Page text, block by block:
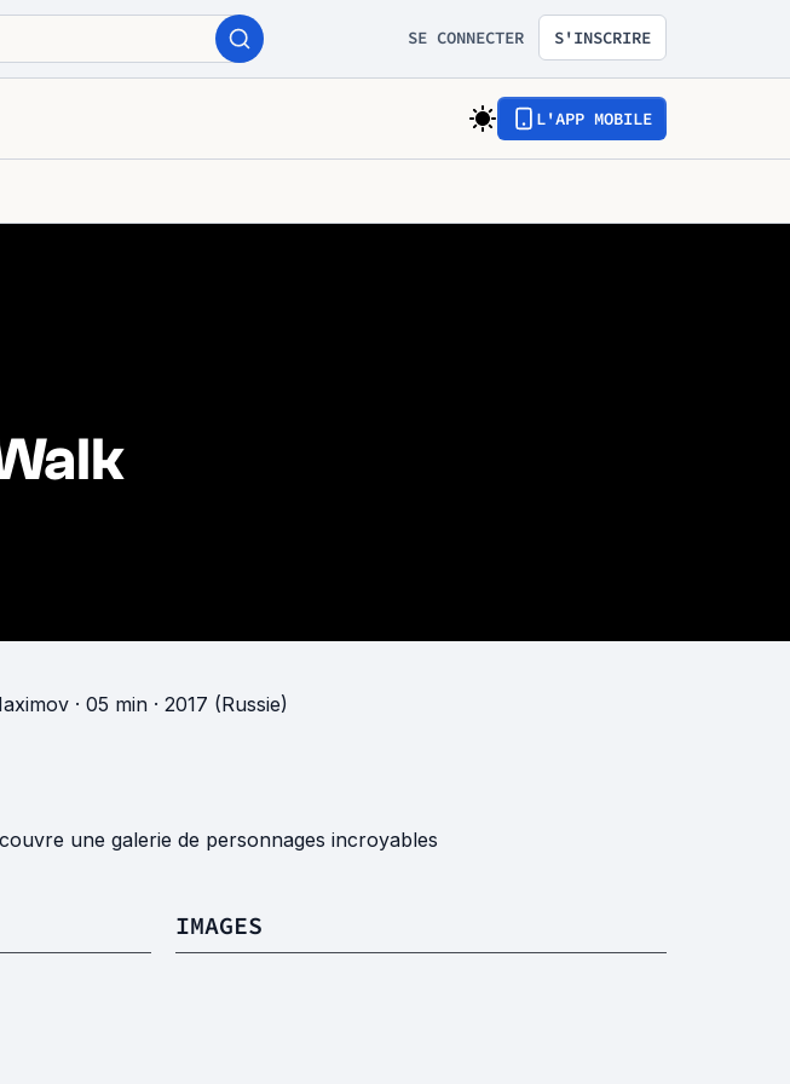
SE CONNECTER S'INSCRIRE
L'APP MOBILE
· 05 min · 2017 (Russie)
une galerie de personnages incroyables
IMAGES